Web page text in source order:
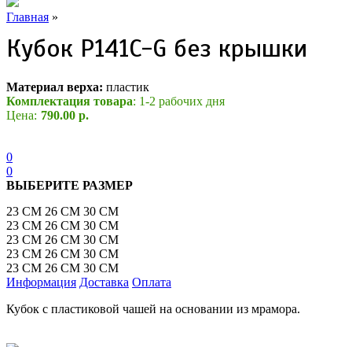
Главная »
Кубок P141C-G без крышки
Материал верха: пластик
Комплектация товара: 1-2 рабочих дня
Цена: 790.00 р.
0
0
ВЫБЕРИТЕ РАЗМЕР
23 СМ 26 СМ 30 СМ
23 СМ 26 СМ 30 СМ
23 СМ 26 СМ 30 СМ
23 СМ 26 СМ 30 СМ
23 СМ 26 СМ 30 СМ
Информация Доставка Оплата
Кубок с пластиковой чашей на основании из мрамора.